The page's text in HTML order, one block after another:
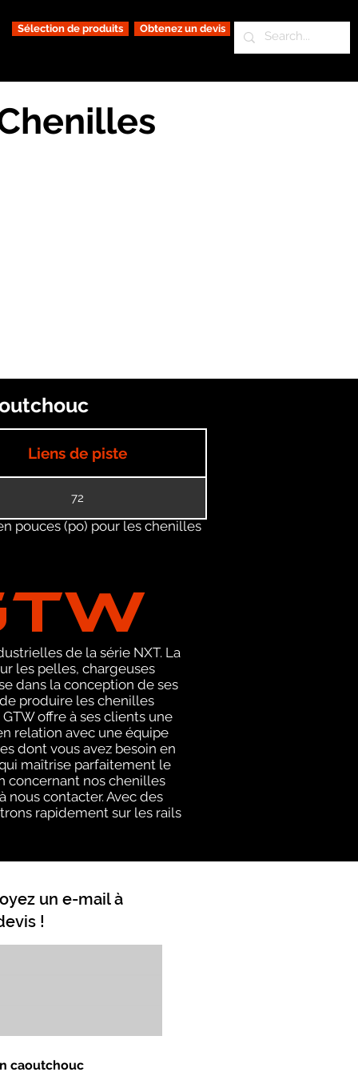
Sélection de produits Obtenez un devis
Liens de piste
72
pouces (po) pour les chenilles
de la série NXT. La
les pelles, chargeuses
dans la conception de ses
produire les chenilles
offre à ses clients une
relation avec une équipe
dont vous avez besoin en
maîtrise parfaitement le
concernant nos chenilles
nous contacter. Avec des
rapidement sur les rails
un e-mail à
!
caoutchouc